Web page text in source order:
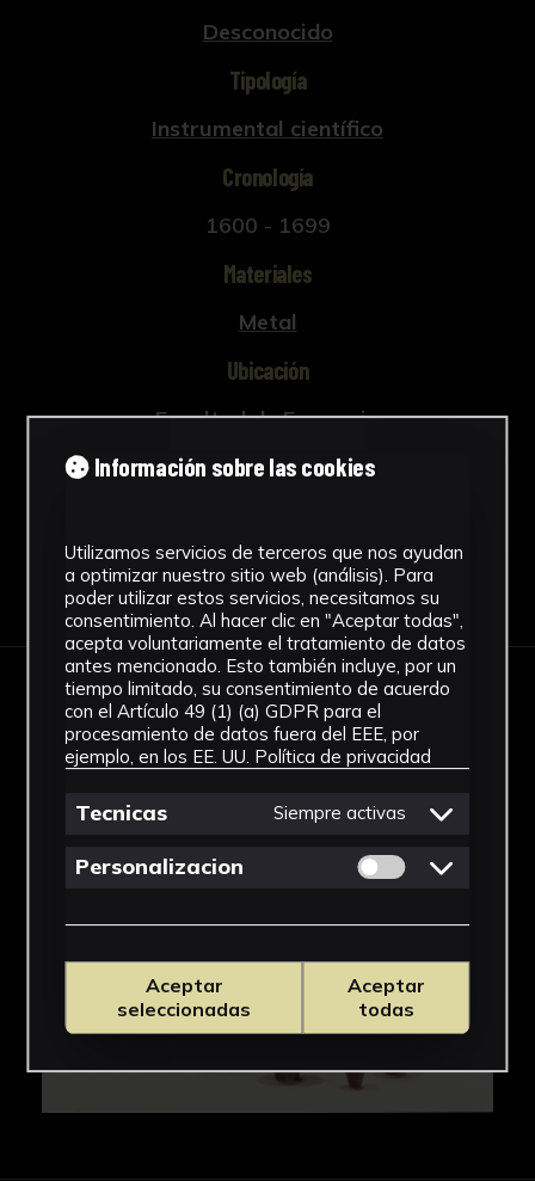
Desconocido
Tipología
Instrumental científico
Cronología
1600 - 1699
Materiales
Metal
Ubicación
Facultad de Farmacia
Descargar Ficha
IMÁGENES
Información sobre las cookies
Utilizamos servicios de terceros que nos ayudan
a optimizar nuestro sitio web (análisis). Para
poder utilizar estos servicios, necesitamos su
consentimiento. Al hacer clic en "Aceptar todas",
acepta voluntariamente el tratamiento de datos
antes mencionado. Esto también incluye, por un
tiempo limitado, su consentimiento de acuerdo
con el Artículo 49 (1) (a) GDPR para el
procesamiento de datos fuera del EEE, por
ejemplo, en los EE. UU. Política de privacidad
Tecnicas Siempre activas
Personalizacion Permitir cookies
Aceptar
seleccionadas
Aceptar
todas